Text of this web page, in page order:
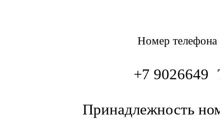
Номер
+7 9026649
Принадлежность